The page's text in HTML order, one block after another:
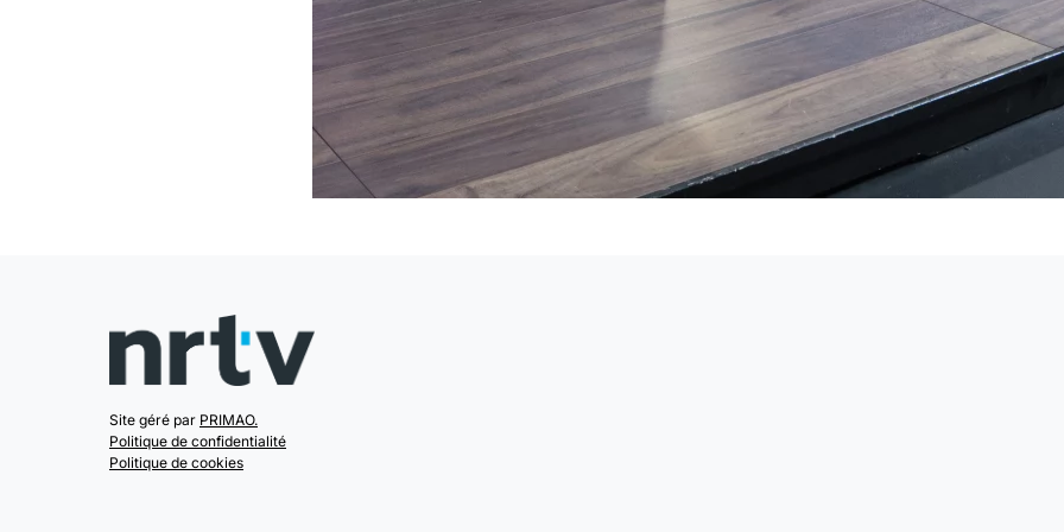
Site géré par PRIMAO.
Politique de confidentialité
Politique de cookies